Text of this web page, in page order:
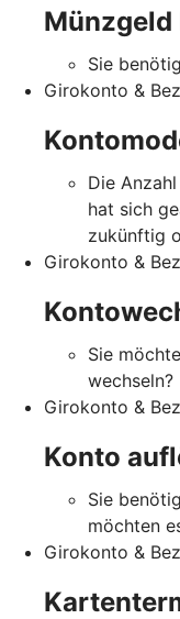
Münzgeld
Sie
Girokonto &
Die
hat sich
zukünftig
Girokonto &
Sie
wechseln?
Girokonto &
Konto
Sie
möchten
Girokonto &